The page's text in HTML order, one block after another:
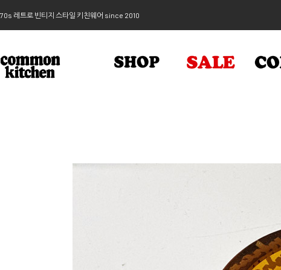
70s 레트로 빈티지 스타일 키친웨어 since 2010